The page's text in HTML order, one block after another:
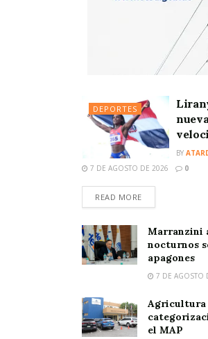
DEPORTES
BY
7 DE AGOSTO DE 2026
0
READ MORE
Marranzini
nocturnos
apagones
7 DE AGOSTO
Agricultura
el MAP